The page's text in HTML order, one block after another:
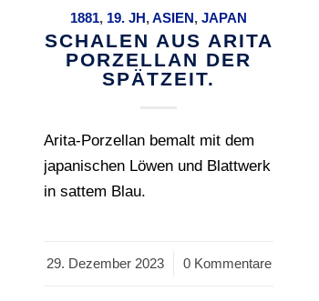
1881, 19. JH,ASIEN,JAPAN
SCHALEN AUS ARITA
PORZELLAN DER
SPÄTZEIT.
Arita-Porzellan bemalt mit dem
japanischen Löwen und Blattwerk
in sattem Blau.
29. Dezember 2023
/ 0 Kommentare